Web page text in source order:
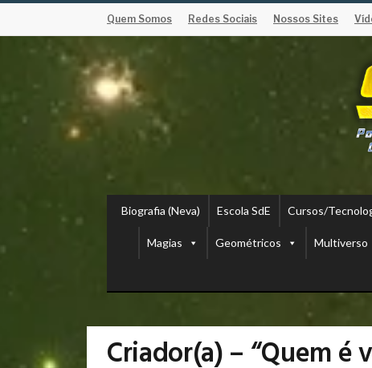
Quem Somos Redes Sociais Nossos Sites
Biografia (Neva) Escola SdE Cursos/
Magias Geométricos Multiverso
Criador(a) – “Quem é